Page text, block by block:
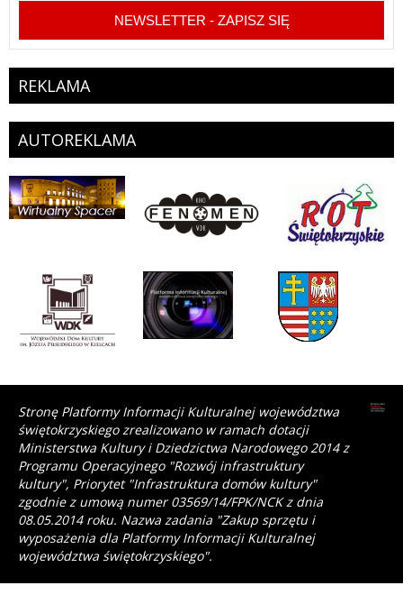
NEWSLETTER - ZAPISZ SIĘ
REKLAMA
AUTOREKLAMA
Stronę Platformy Informacji Kulturalnej województwa
świętokrzyskiego zrealizowano w ramach dotacji
Ministerstwa Kultury i Dziedzictwa Narodowego 2014 z
Programu Operacyjnego "Rozwój infrastruktury
kultury", Priorytet "Infrastruktura domów kultury"
zgodnie z umową numer 03569/14/FPK/NCK z dnia
08.05.2014 roku. Nazwa zadania "Zakup sprzętu i
wyposażenia dla Platformy Informacji Kulturalnej
województwa świętokrzyskiego".